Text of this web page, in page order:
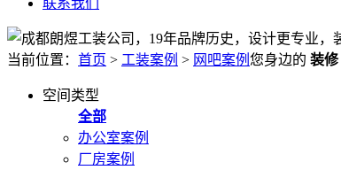
联系我们
当前位置： 首页 > 工装案例 > 网吧案例 您身边的 装修
空间类型
全部
办公室案例
厂房案例